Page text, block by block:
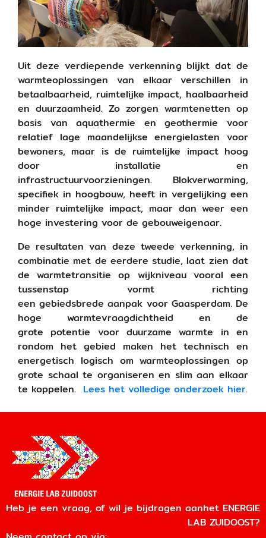
Uit deze verdiepende verkenning blijkt dat de
warmteoplossingen van elkaar verschillen in
betaalbaarheid, ruimtelijke impact, haalbaarheid
en duurzaamheid. Zo zorgen warmtenetten op
basis van aquathermie en geothermie voor
relatief lage maandelijkse energielasten voor
bewoners, maar is de ruimtelijke impact hoog
door installatie en
infrastructuurvoorzieningen. Blokverwarming,
specifiek in hoogbouw, heeft in vergelijking een
minder ruimtelijke impact, maar dan weer een
hoge investering voor de gebouweigenaar.
De resultaten van deze tweede verkenning, in
combinatie met de eerdere studie, laat zien dat
de warmtetransitie op wijkniveau vooral een
tussenstap vormt richting
een gebiedsbrede aanpak voor Gaasperdam. De
hoge warmtevraagdichtheid en de
grote potentie voor duurzame warmte in en
rondom het gebied maken het technisch en
energetisch logisch om warmteoplossingen op
grote schaal te organiseren en slim aan elkaar
te koppelen. Lees het volledige onderzoek hier.
Heb je een vraag, of wil je bijdragen aanhet ENERGIE
LAB ZUIDOOST?